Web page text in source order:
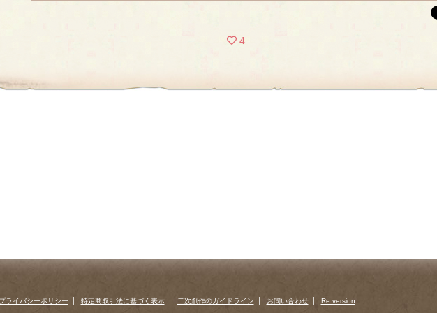
4
ライバシーポリシー 特定商取引法に基づく表示 二次創作のガイドライン お問い合わせ Re:version